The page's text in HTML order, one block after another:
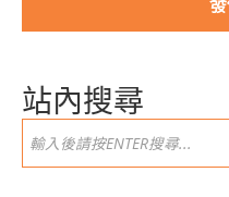
站內搜尋